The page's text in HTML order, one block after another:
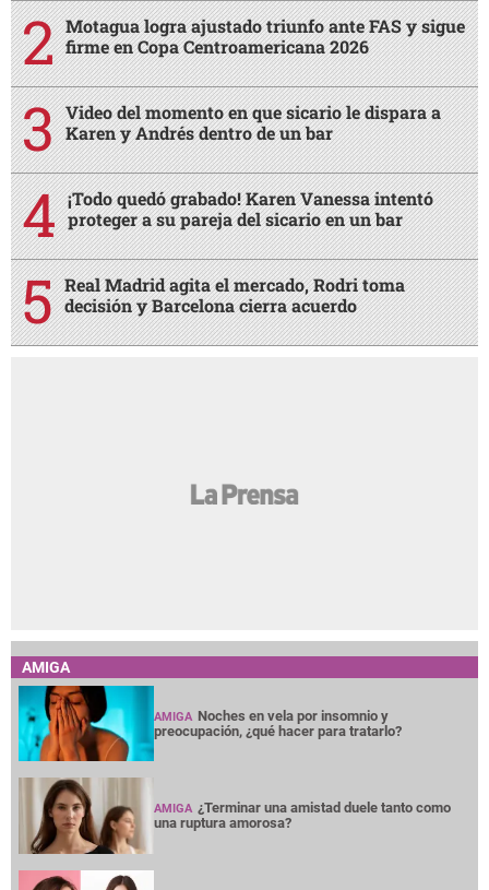
Motagua logra ajustado triunfo ante FAS y sigue
firme en Copa Centroamericana 2026
Video del momento en que sicario le dispara a
Karen y Andrés dentro de un bar
¡Todo quedó grabado! Karen Vanessa intentó
proteger a su pareja del sicario en un bar
Real Madrid agita el mercado, Rodri toma
decisión y Barcelona cierra acuerdo
AMIGA
AMIGA Noches en vela por insomnio y
preocupación, ¿qué hacer para tratarlo?
AMIGA ¿Terminar una amistad duele tanto como
una ruptura amorosa?